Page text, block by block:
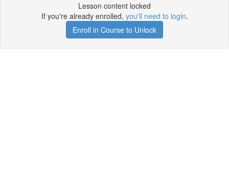
Lesson content locked
If you're already enrolled, you'll need to login.
Enroll in Course to Unlock